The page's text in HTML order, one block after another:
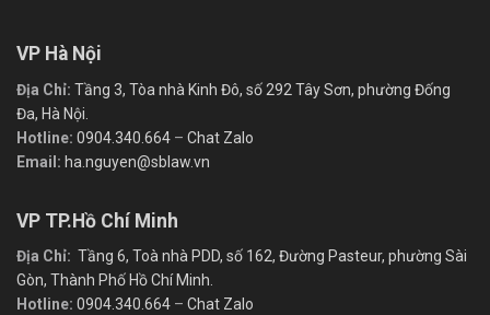
VP Hà Nội
Địa Chỉ: Tầng 3, Tòa nhà Kinh Đô, số 292 Tây Sơn, phường Đống
Đa, Hà Nội.
Hotline: 0904.340.664 – Chat Zalo
Email: ha.nguyen@sblaw.vn
VP TP.Hồ Chí Minh
Địa Chỉ: Tầng 6, Toà nhà PDD, số 162, Đường Pasteur, phường Sài
Gòn, Thành Phố Hồ Chí Minh.
Hotline: 0904.340.664 – Chat Zalo